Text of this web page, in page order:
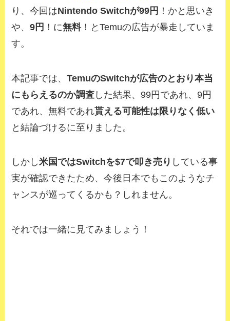
り、今回はNintendo Switchが99円 ！かと思いき
や、9円 ！に無料！とTemuの広告が暴走していま
す。
本記事では、TemuのSwitchが広告のとおり本当
にもらえるのか調査 した結果、99円であれ、9円
であれ、無料であれ貰える可能性は限りなく低い
と結論づけるに至りました。
しかし米国ではSwitchを$7で叩き売り している事
実が確認できたため、今後日本でもこのようなチ
ャンスが巡ってくるかも？しれません。
それでは一緒に見てみましょう！